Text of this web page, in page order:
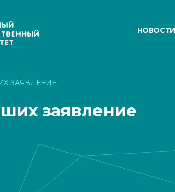
НОВОСТИ
ЗАЯВЛЕНИЕ
заявление